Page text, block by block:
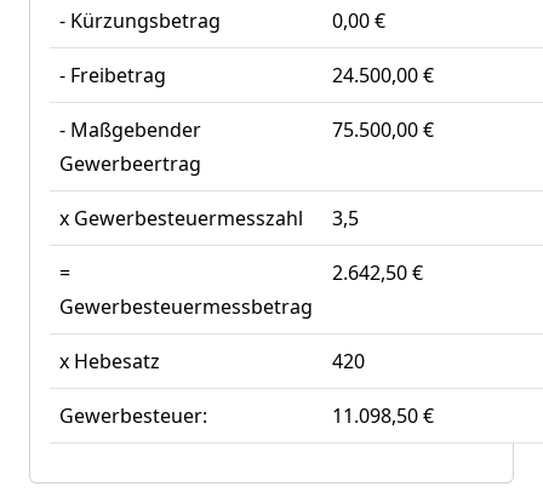
- Kürzungsbetrag 0,00 €
- Freibetrag 24.500,00 €
- Maßgebender
Gewerbeertrag
75.500,00 €
x Gewerbesteuermesszahl 3,5
=
Gewerbesteuermessbetrag
2.642,50 €
x Hebesatz 420
Gewerbesteuer: 11.098,50 €